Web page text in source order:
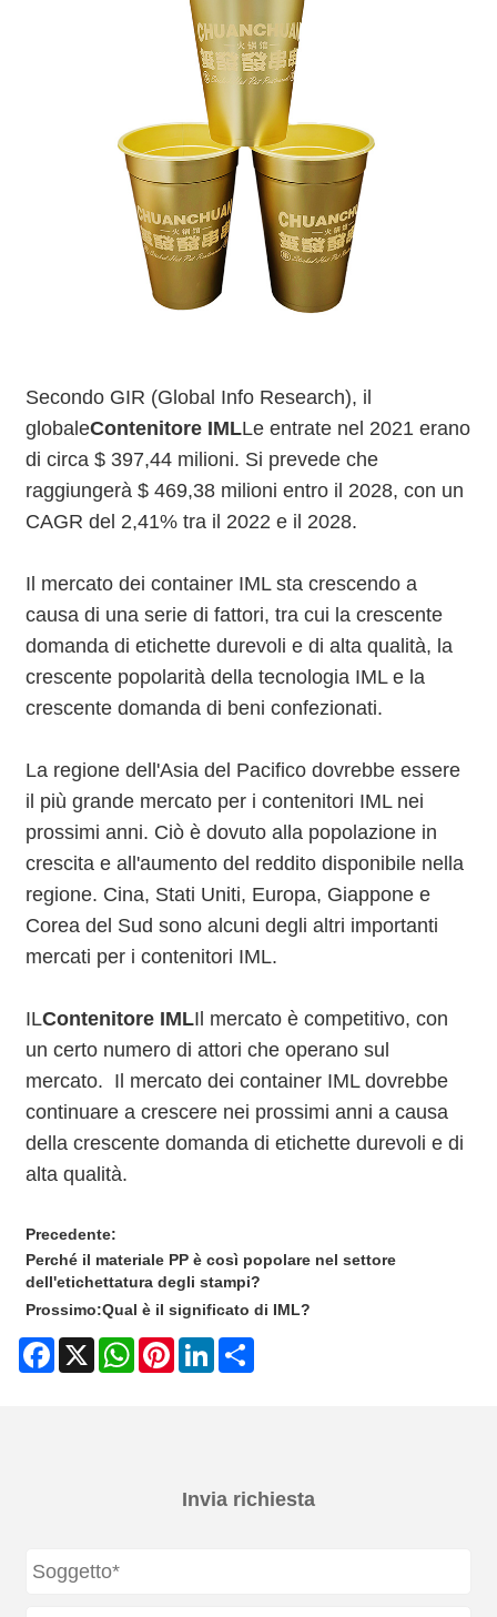
Secondo GIR (Global Info Research), il
globaleContenitore IMLLe entrate nel 2021 erano
di circa $ 397,44 milioni. Si prevede che
raggiungerà $ 469,38 milioni entro il 2028, con un
CAGR del 2,41% tra il 2022 e il 2028.
Il mercato dei container IML sta crescendo a
causa di una serie di fattori, tra cui la crescente
domanda di etichette durevoli e di alta qualità, la
crescente popolarità della tecnologia IML e la
crescente domanda di beni confezionati.
La regione dell'Asia del Pacifico dovrebbe essere
il più grande mercato per i contenitori IML nei
prossimi anni. Ciò è dovuto alla popolazione in
crescita e all'aumento del reddito disponibile nella
regione. Cina, Stati Uniti, Europa, Giappone e
Corea del Sud sono alcuni degli altri importanti
mercati per i contenitori IML.
ILContenitore IMLIl mercato è competitivo, con
un certo numero di attori che operano sul
mercato. Il mercato dei container IML dovrebbe
continuare a crescere nei prossimi anni a causa
della crescente domanda di etichette durevoli e di
alta qualità.
Precedente:
Perché il materiale PP è così popolare nel settore
dell'etichettatura degli stampi?
Prossimo:Qual è il significato di IML?
Facebook
X WhatsAppPinterestLinkedIn
Invia richiesta